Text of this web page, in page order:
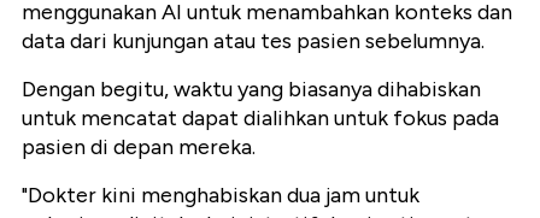
menggunakan AI untuk menambahkan konteks dan
data dari kunjungan atau tes pasien sebelumnya.
Dengan begitu, waktu yang biasanya dihabiskan
untuk mencatat dapat dialihkan untuk fokus pada
pasien di depan mereka.
"Dokter kini menghabiskan dua jam untuk